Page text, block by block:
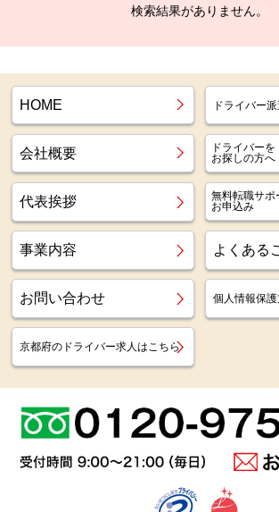
検索結果がありません。
HOME ドライバー
会社概要
ドライバーを
お探しの方へ
代表挨拶
無料転職サポ
お申込み
事業内容 よくある
お問い合わせ 個人情報保
京都府のドライバー求人はこちら